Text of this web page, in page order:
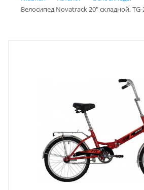
Велосипед Novatrack 20" складной,